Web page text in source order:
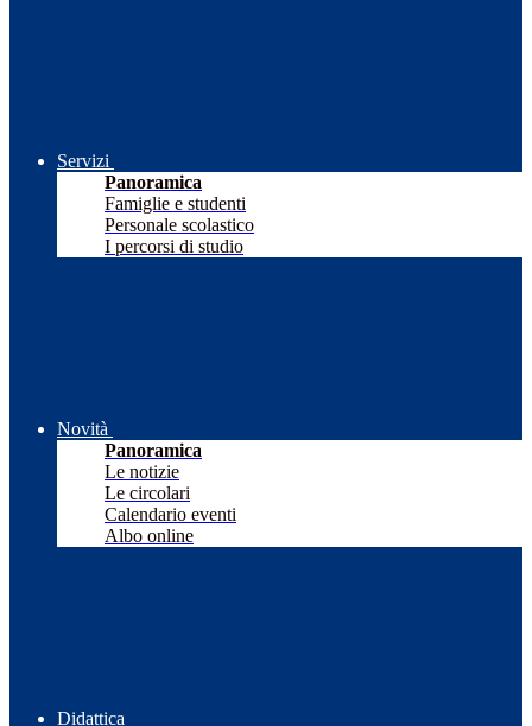
Servizi
Panoramica
Famiglie e studenti
Personale scolastico
I percorsi di studio
Novità
Panoramica
Le notizie
Le circolari
Calendario eventi
Albo online
Didattica